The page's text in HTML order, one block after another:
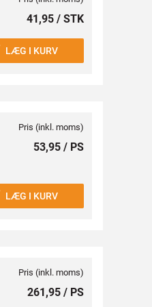
41,95 / STK
LÆG I KURV
Pris (inkl. moms)
53,95 / PS
LÆG I KURV
Pris (inkl. moms)
261,95 / PS